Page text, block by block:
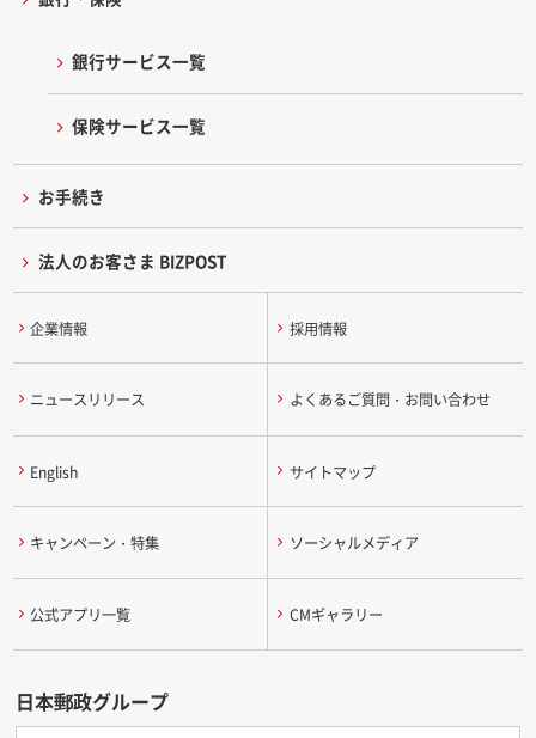
銀行サービス一覧
保険サービス一覧
お手続き
法人のお客さま BIZPOST
企業情報 採用情報
ニュースリリース よくあるご質問・お問い合わせ
English サイトマップ
キャンペーン・特集 ソーシャルメディア
公式アプリ一覧 CMギャラリー